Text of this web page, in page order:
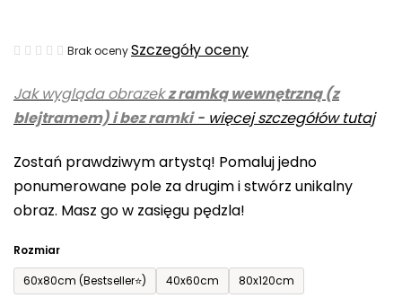
Jak wygląda obrazekz ramką wewnętrzną (z
blejtramem) i bez ramki- więcej szczegółów tutaj
Zostań prawdziwym artystą! Pomaluj jedno
ponumerowane pole za drugim i stwórz unikalny
obraz. Masz go w zasięgu pędzla!
Rozmiar
60x80cm (Bestseller⭐)
40x60cm 80x120cm
Średnia
produktu
wynosi
na
5
gwiazdek.
Brak ocenySzczegóły oceny